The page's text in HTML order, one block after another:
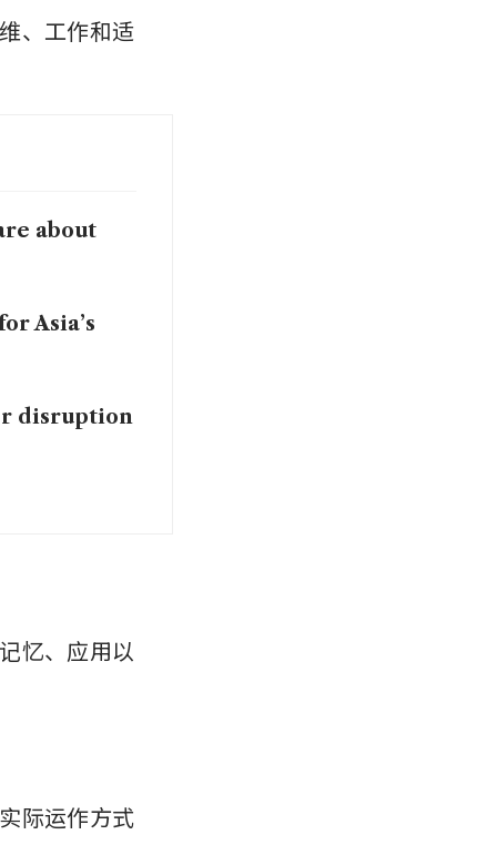
、工作和适
about
Asia’s
disruption
忆、应用以
际运作方式